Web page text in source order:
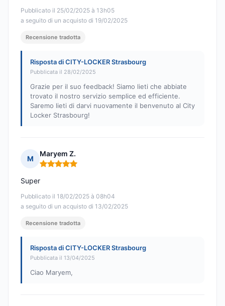
Pubblicato il 25/02/2025 à 13h05
a seguito di un acquisto di 19/02/2025
Recensione tradotta
Risposta di CITY-LOCKER Strasbourg
Pubblicata il 28/02/2025
Grazie per il suo feedback! Siamo lieti che abbiate
trovato il nostro servizio semplice ed efficiente.
Saremo lieti di darvi nuovamente il benvenuto al City
Locker Strasbourg!
M
Maryem Z.
Nota: 5 su 5
Pubblicato il 18/02/2025 à 08h04
a seguito di un acquisto di 13/02/2025
Super
Recensione tradotta
Risposta di CITY-LOCKER Strasbourg
Pubblicata il 13/04/2025
Ciao Maryem,